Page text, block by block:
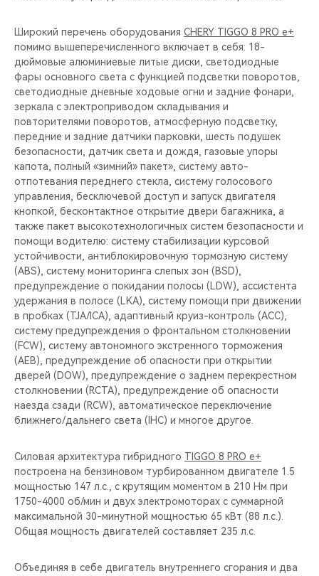
Широкий перечень оборудования CHERY TIGGO 8 PRO e+
помимо вышеперечисленного включает в себя: 18-
дюймовые алюминиевые литые диски, светодиодные
фары основного света с функцией подсветки поворотов,
светодиодные дневные ходовые огни и задние фонари,
зеркала с электроприводом складывания и
повторителями поворотов, атмосферную подсветку,
передние и задние датчики парковки, шесть подушек
безопасности, датчик света и дождя, газовые упоры
капота, полный «зимний» пакет», систему авто-
отпотевания переднего стекла, систему голосового
управления, бесключевой доступ и запуск двигателя
кнопкой, бесконтактное открытие двери багажника, а
также пакет высокотехнологичных систем безопасности и
помощи водителю: систему стабилизации курсовой
устойчивости, антиблокировочную тормозную систему
(ABS), систему мониторинга слепых зон (BSD),
предупреждение о покидании полосы (LDW), ассистента
удержания в полосе (LKA), систему помощи при движении
в пробках (TJA/ICA), адаптивный круиз-контроль (ACC),
систему предупреждения о фронтальном столкновении
(FCW), систему автономного экстренного торможения
(AEB), предупреждение об опасности при открытии
дверей (DOW), предупреждение о заднем перекрестном
столкновении (RCTA), предупреждение об опасности
наезда сзади (RCW), автоматическое переключение
ближнего/дальнего света (IHC) и многое другое.
Силовая архитектура гибридного TIGGO 8 PRO e+
построена на бензиновом турбированном двигателе 1.5
мощностью 147 л.с., с крутящим моментом в 210 Нм при
1750-4000 об/мин и двух электромоторах с суммарной
максимальной 30-минутной мощностью 65 кВт (88 л.с.).
Общая мощность двигателей составляет 235 л.с.
Объединяя в себе двигатель внутреннего сгорания и два